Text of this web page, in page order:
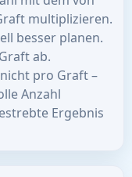
multiplizieren.
besser planen.
ab.
pro Graft –
Anzahl
Ergebnis